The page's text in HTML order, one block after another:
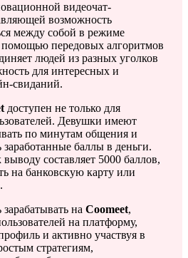
видеочат-
возможность
между собой в режиме
передовых алгоритмов
людей из разных уголков
для интересных и
свиданий.
доступен не только для
Девушки имеют
по минутам общения и
баллы в деньги.
составляет 5000 баллов,
на банковскую карту или
на Coomeet,
на платформу,
и активно участвуя в
стратегиям,